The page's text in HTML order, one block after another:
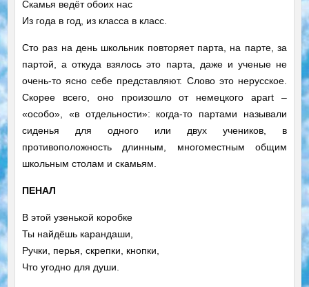
Скамья ведёт обоих нас
Из года в год, из класса в класс.
Сто раз на день школьник повторяет парта, на парте, за
партой, а откуда взялось это парта, даже и ученые не
очень-то ясно себе представляют. Слово это нерусское.
Скорее всего, оно произошло от немецкого apart –
«особо», «в отдельности»: когда-то партами называли
сиденья для одного или двух учеников, в
противоположность длинным, многоместным общим
школьным столам и скамьям.
ПЕНАЛ
В этой узенькой коробке
Ты найдёшь карандаши,
Ручки, перья, скрепки, кнопки,
Что угодно для души.